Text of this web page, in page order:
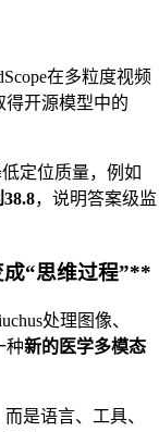
在多粒度视频
得开源模型中的
定位质量，例如
，说明答案级监
“思维过程”**
处理图像、
种新的医学多模态
是语言、工具、